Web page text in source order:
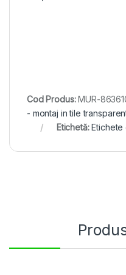
Cod Produs:MUR-
- montaj in tile
Etichetă: